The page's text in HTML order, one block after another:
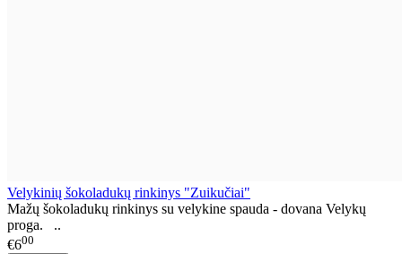
Velykinių šokoladukų rinkinys "Zuikučiai"
Mažų šokoladukų rinkinys su velykine spauda - dovana Velykų
proga. ..
€600